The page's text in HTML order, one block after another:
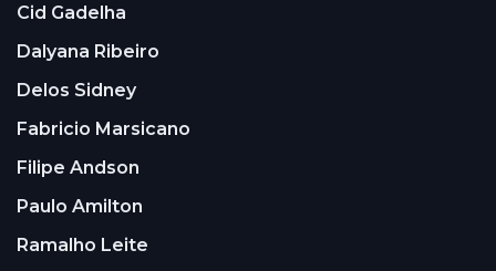
Cid Gadelha
Dalyana Ribeiro
Delos Sidney
Fabricio Marsicano
Filipe Andson
Paulo Amilton
Ramalho Leite